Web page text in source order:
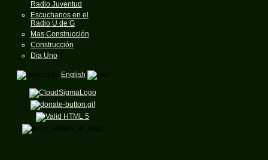
Radio Juventud
Escuchanos en el
Radio U de G
Mas Construcción
Construcción
Dia Uno
English